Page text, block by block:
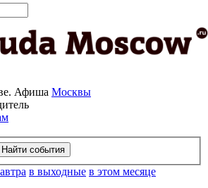
Афиша Москвы
в выходные в этом месяце